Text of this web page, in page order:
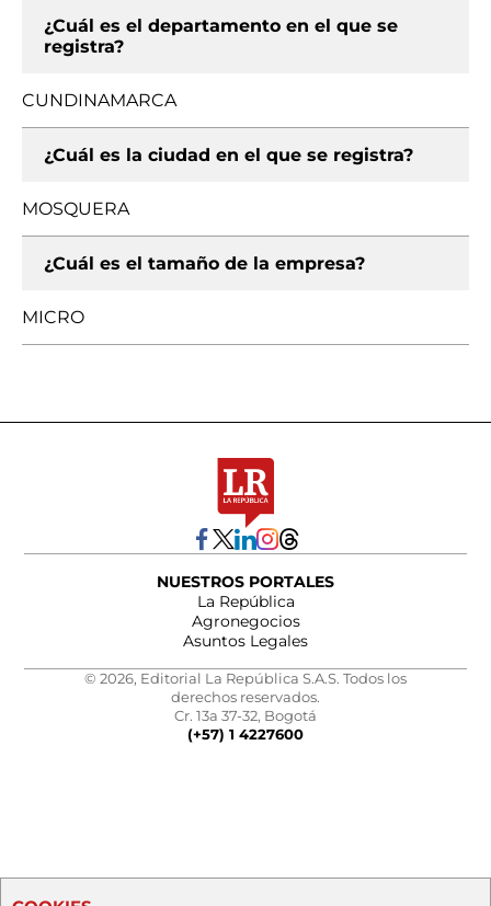
¿Cuál es el departamento en el que se
registra?
CUNDINAMARCA
¿Cuál es la ciudad en el que se registra?
MOSQUERA
¿Cuál es el tamaño de la empresa?
MICRO
NUESTROS PORTALES
La República
Agronegocios
Asuntos Legales
© 2026, Editorial La República S.A.S. Todos los
derechos reservados.
Cr. 13a 37-32, Bogotá
(+57) 1 4227600